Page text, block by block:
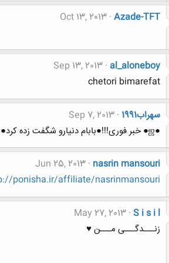
Azade-TFT
Oct 13, 2013
al_aloneboy
Sep 13, 2013
chetori bimarefat
سهراب1991
Sep 7, 2013
●ஜ● خبر فوری!!!●بابام دنیارو شگفت زده کرد●ஜ●
nasrin mansouri
Jun 25, 2013
ponisha.ir/affiliate/nasrinmansouri
S i s i l
May 27, 2013
زنـــدگـــی مـــن ♥